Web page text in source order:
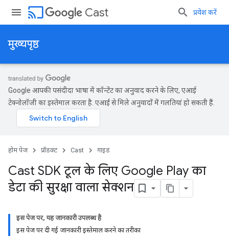
cast Cast प्रवेश करें
मुख्यपृष्ठ
Google आपकी पसंदीदा भाषा में कॉन्टेंट का अनुवाद करने के लिए, एआई
टेक्नोलॉजी का इस्तेमाल करता है. एआई से मिले अनुवादों में गलतियां हो सकती हैं.
होम पेज प्रॉडक्ट Cast गाइड
Cast SDK टूल के लिए Google Play का
डेटा की सुरक्षा वाला सेक्शन
इस पेज पर, यह जानकारी उपलब्ध है
इस पेज पर दी गई जानकारी इस्तेमाल करने का तरीका